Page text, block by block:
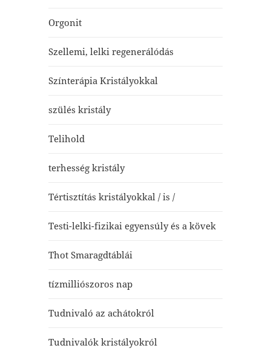
Orgonit
Szellemi, lelki regenerálódás
Színterápia Kristályokkal
szülés kristály
Telihold
terhesség kristály
Tértisztítás kristályokkal / is /
Testi-lelki-fizikai egyensúly és a kövek
Thot Smaragdtáblái
tízmilliószoros nap
Tudnivaló az achátokról
Tudnivalók kristályokról